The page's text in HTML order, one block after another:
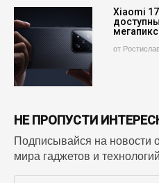
Xiaomi
от
НЕ ПРОПУСТИ
Подписывайся на новости
мира гаджетов и технологий